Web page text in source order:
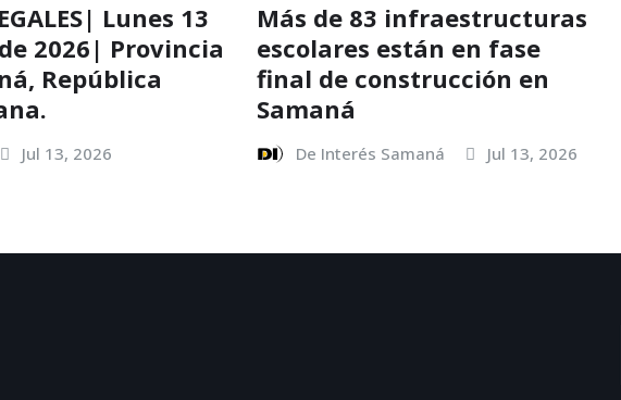
Lunes 13
2026| Provincia
República
Jul 13, 2026
Más de 83 infraestructuras
escolares están en fase
final de construcción en
Samaná
De Interés Samaná Jul 13, 2026